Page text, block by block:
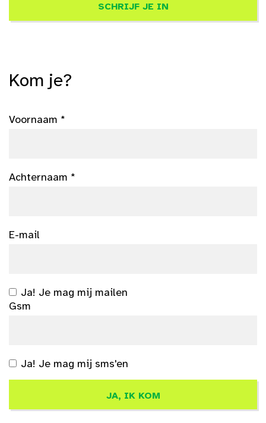
SCHRIJF JE IN
Kom je?
Voornaam *
Achternaam *
E-mail
Ja! Je mag mij mailen
Gsm
Ja! Je mag mij sms'en